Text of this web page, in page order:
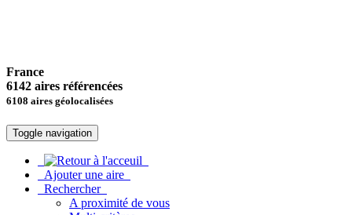
France
6142 aires référencées
6108 aires géolocalisées
Toggle navigation
Ajouter une aire
Rechercher
A proximité de vous